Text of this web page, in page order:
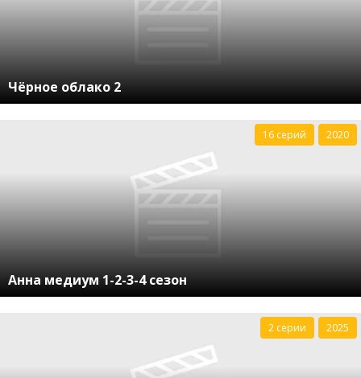
Чёрное облако 2
Анна медиум 1-2-3-4 сезон
16 серий 2020
2 серии 2025